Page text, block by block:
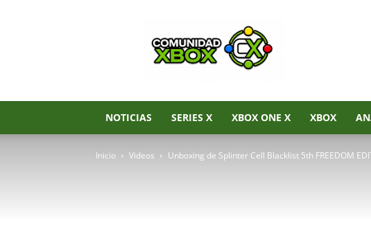
Noticias
de
Xbox
Series
Xbox
One
360
NOTICIAS SERIES X XBOX ONE X XBOX
Inicio Videos Unboxing de Splinter Cell Blacklist 5th FREEDOM